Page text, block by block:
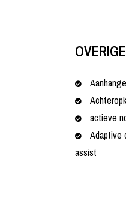
OVERIGE
actieve
Adaptive
assist